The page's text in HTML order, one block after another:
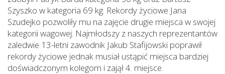
Szyszko w kategoria 69 kg. Rekordy życiowe Jana
Szudejko pozwoliły mu na zajęcie drugie miejsca w swojej
kategorii wagowej. Najmłodszy z naszych reprezentantów
zaledwie 13-letni zawodnik Jakub Stafijowski poprawił
rekordy życiowe jednak musiał ustąpić miejsca bardziej
doświadczonym kolegom i zajął 4. miejsce.